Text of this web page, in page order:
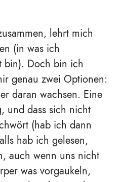
lehrt mich
(in was ich
bin). Doch bin ich
genau zwei Optionen:
daran wachsen. Eine
und dass sich nicht
(hab ich dann
hab ich gelesen,
auch wenn uns nicht
was vorgaukeln,